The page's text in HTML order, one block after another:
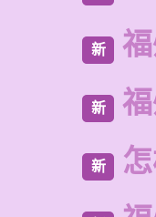
新
新
新